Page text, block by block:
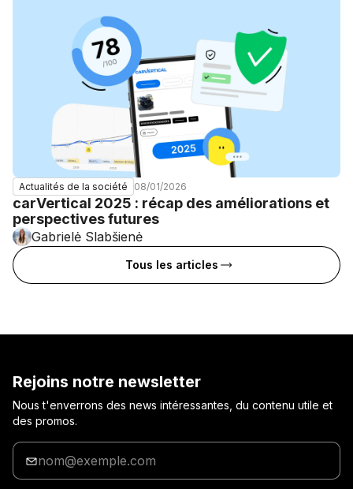
Actualités de la société 08/01/2026
carVertical 2025 : récap des améliorations et
perspectives futures
Gabrielė Slabšienė
Tous les articles
Rejoins notre newsletter
Nous t'enverrons des news intéressantes, du contenu utile et
des promos.
Entre
ton
adresse